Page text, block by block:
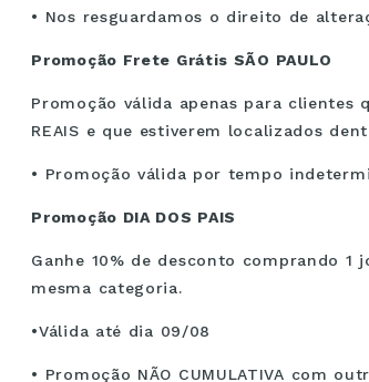
• Nos resguardamos o direito de
Promoção Frete Grátis SÃO PAULO
Promoção válida apenas para clientes
REAIS e que estiverem localizados
• Promoção válida por tempo
Promoção DIA DOS PAIS
Ganhe 10% de desconto comprando 1
mesma categoria.
•Válida até dia 09/08
• Promoção NÃO CUMULATIVA com